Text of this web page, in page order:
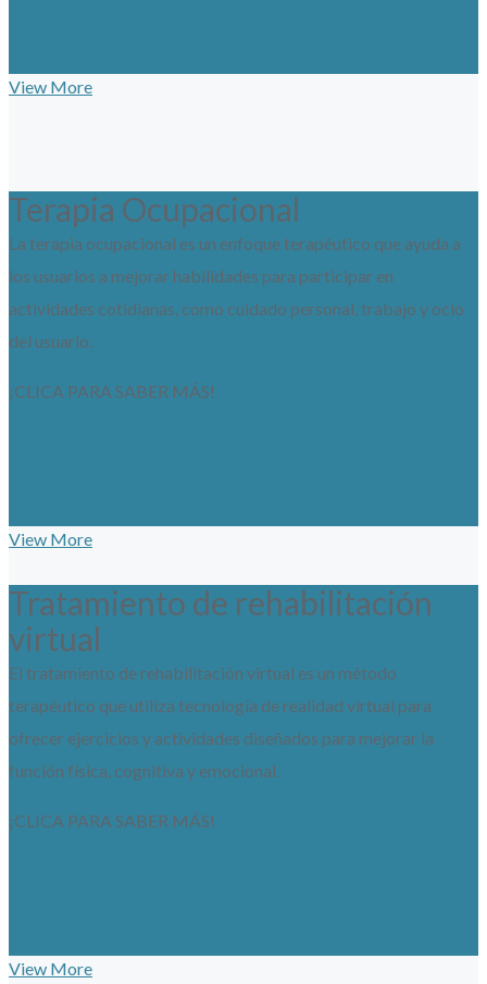
View More
Terapia Ocupacional
La terapia ocupacional es un enfoque terapéutico que ayuda a
los usuarios a mejorar habilidades para participar en
actividades cotidianas, como cuidado personal, trabajo y ocio
del usuario.
¡CLICA PARA SABER MÁS!
View More
Tratamiento de rehabilitación
virtual
El tratamiento de rehabilitación virtual es un método
terapéutico que utiliza tecnología de realidad virtual para
ofrecer ejercicios y actividades diseñados para mejorar la
función física, cognitiva y emocional.
¡CLICA PARA SABER MÁS!
View More